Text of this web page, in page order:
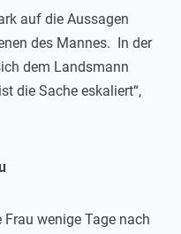
auf die Aussagen
des Mannes. In der
dem Landsmann
die Sache eskaliert“,
wenige Tage nach